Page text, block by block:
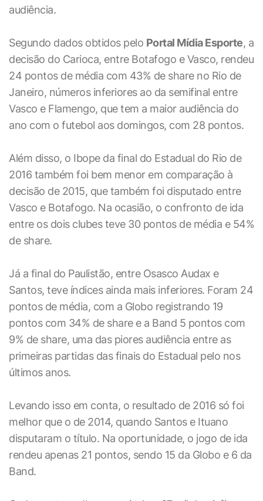
audiência.
Segundo dados obtidos pelo Portal Mídia Esporte, a
decisão do Carioca, entre Botafogo e Vasco, rendeu
24 pontos de média com 43% de share no Rio de
Janeiro, números inferiores ao da semifinal entre
Vasco e Flamengo, que tem a maior audiência do
ano com o futebol aos domingos, com 28 pontos.
Além disso, o Ibope da final do Estadual do Rio de
2016 também foi bem menor em comparação à
decisão de 2015, que também foi disputado entre
Vasco e Botafogo. Na ocasião, o confronto de ida
entre os dois clubes teve 30 pontos de média e 54%
de share.
Já a final do Paulistão, entre Osasco Audax e
Santos, teve índices ainda mais inferiores. Foram 24
pontos de média, com a Globo registrando 19
pontos com 34% de share e a Band 5 pontos com
9% de share, uma das piores audiência entre as
primeiras partidas das finais do Estadual pelo nos
últimos anos.
Levando isso em conta, o resultado de 2016 só foi
melhor que o de 2014, quando Santos e Ituano
disputaram o título. Na oportunidade, o jogo de ida
rendeu apenas 21 pontos, sendo 15 da Globo e 6 da
Band.